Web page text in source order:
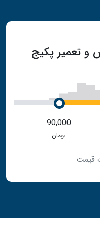
و تعمیر پکیج
90,000
تومان
قیمت